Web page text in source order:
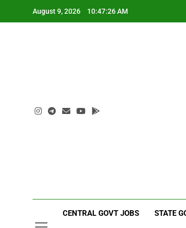
August 9, 2026 10:47:27 AM
CENTRAL GOVT JOBS STATE